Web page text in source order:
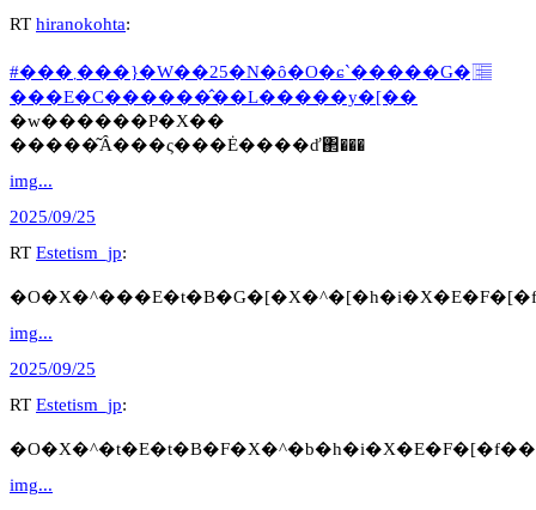
RT hiranokohta:
#���܂���}�W��25�N�ȏ�O�ɕ`�����G�𓊂
���E�C������̂��L�����y�[��
�w������P�X��
�����͂Ȃ���ς���Ė����ď΂���
img...
2025/09/25
RT Estetism_jp:
img...
2025/09/25
RT Estetism_jp:
img...